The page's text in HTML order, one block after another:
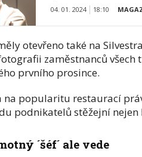
04. 01. 2024 18:10
otevřeno také na
zaměstnanců všech
prvního prosince.
na popularitu restaurací
podnikatelů stěžejní
´šéf´ ale vede